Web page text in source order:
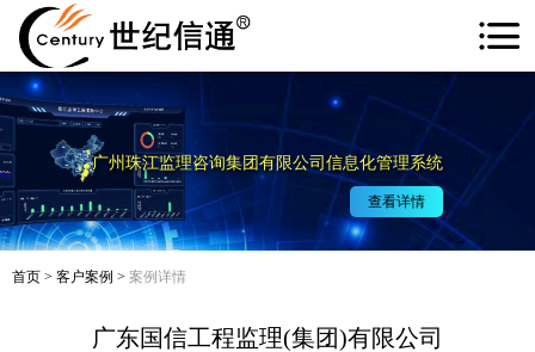
广州珠江监理咨询集团有限公司信息化管理系统
查看详情
首页 > 客户案例 > 案例详情
广东国信工程监理(集团)有限公司